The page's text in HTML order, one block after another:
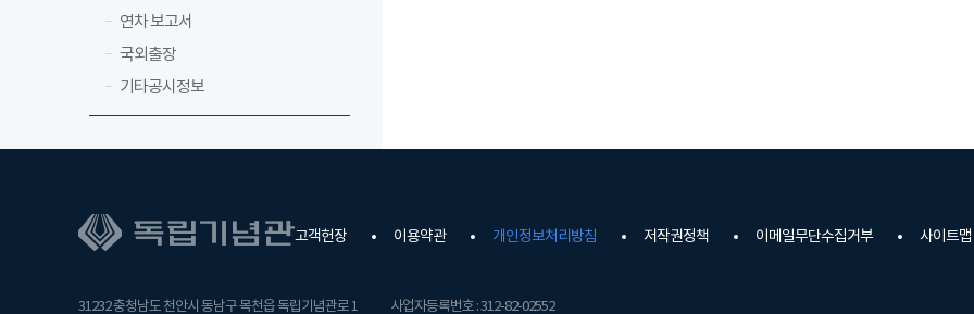
연차 보고서
국외출장
기타공시정보
고객헌장 이용약관 개인정보처리방침 저작권정책 이메일무단수집거부 사이트맵
31232 충청남도 천안시 동남구 목천읍 독립기념관로 1 사업자등록번호 : 312-82-02552